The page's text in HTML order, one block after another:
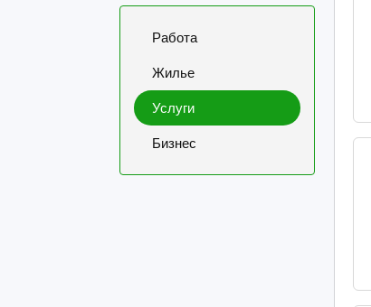
Работа
Жилье
Услуги
Бизнес